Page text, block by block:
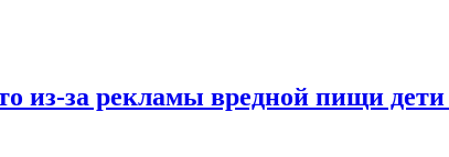
из-за рекламы вредной пищи дети